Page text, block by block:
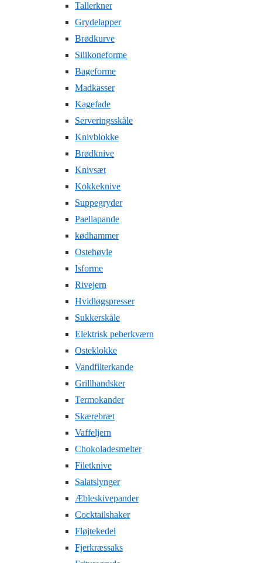
Tallerkner
Grydelapper
Brødkurve
Silikoneforme
Bageforme
Madkasser
Kagefade
Serveringsskåle
Knivblokke
Brødknive
Knivsæt
Kokkeknive
Suppegryder
Paellapande
kødhammer
Ostehøvle
Isforme
Rivejern
Hvidløgspresser
Sukkerskåle
Elektrisk peberkværn
Osteklokke
Vandfilterkande
Grillhandsker
Termokander
Skærebræt
Vaffeljern
Chokoladesmelter
Filetknive
Salatslynger
Æbleskivepander
Cocktailshaker
Fløjtekedel
Fjerkræssaks